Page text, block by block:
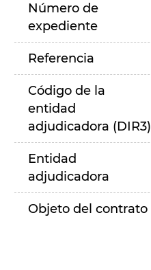
Número de
expediente
Referencia
Código de la
entidad
adjudicadora (DIR3)
Entidad
adjudicadora
Objeto del contrato